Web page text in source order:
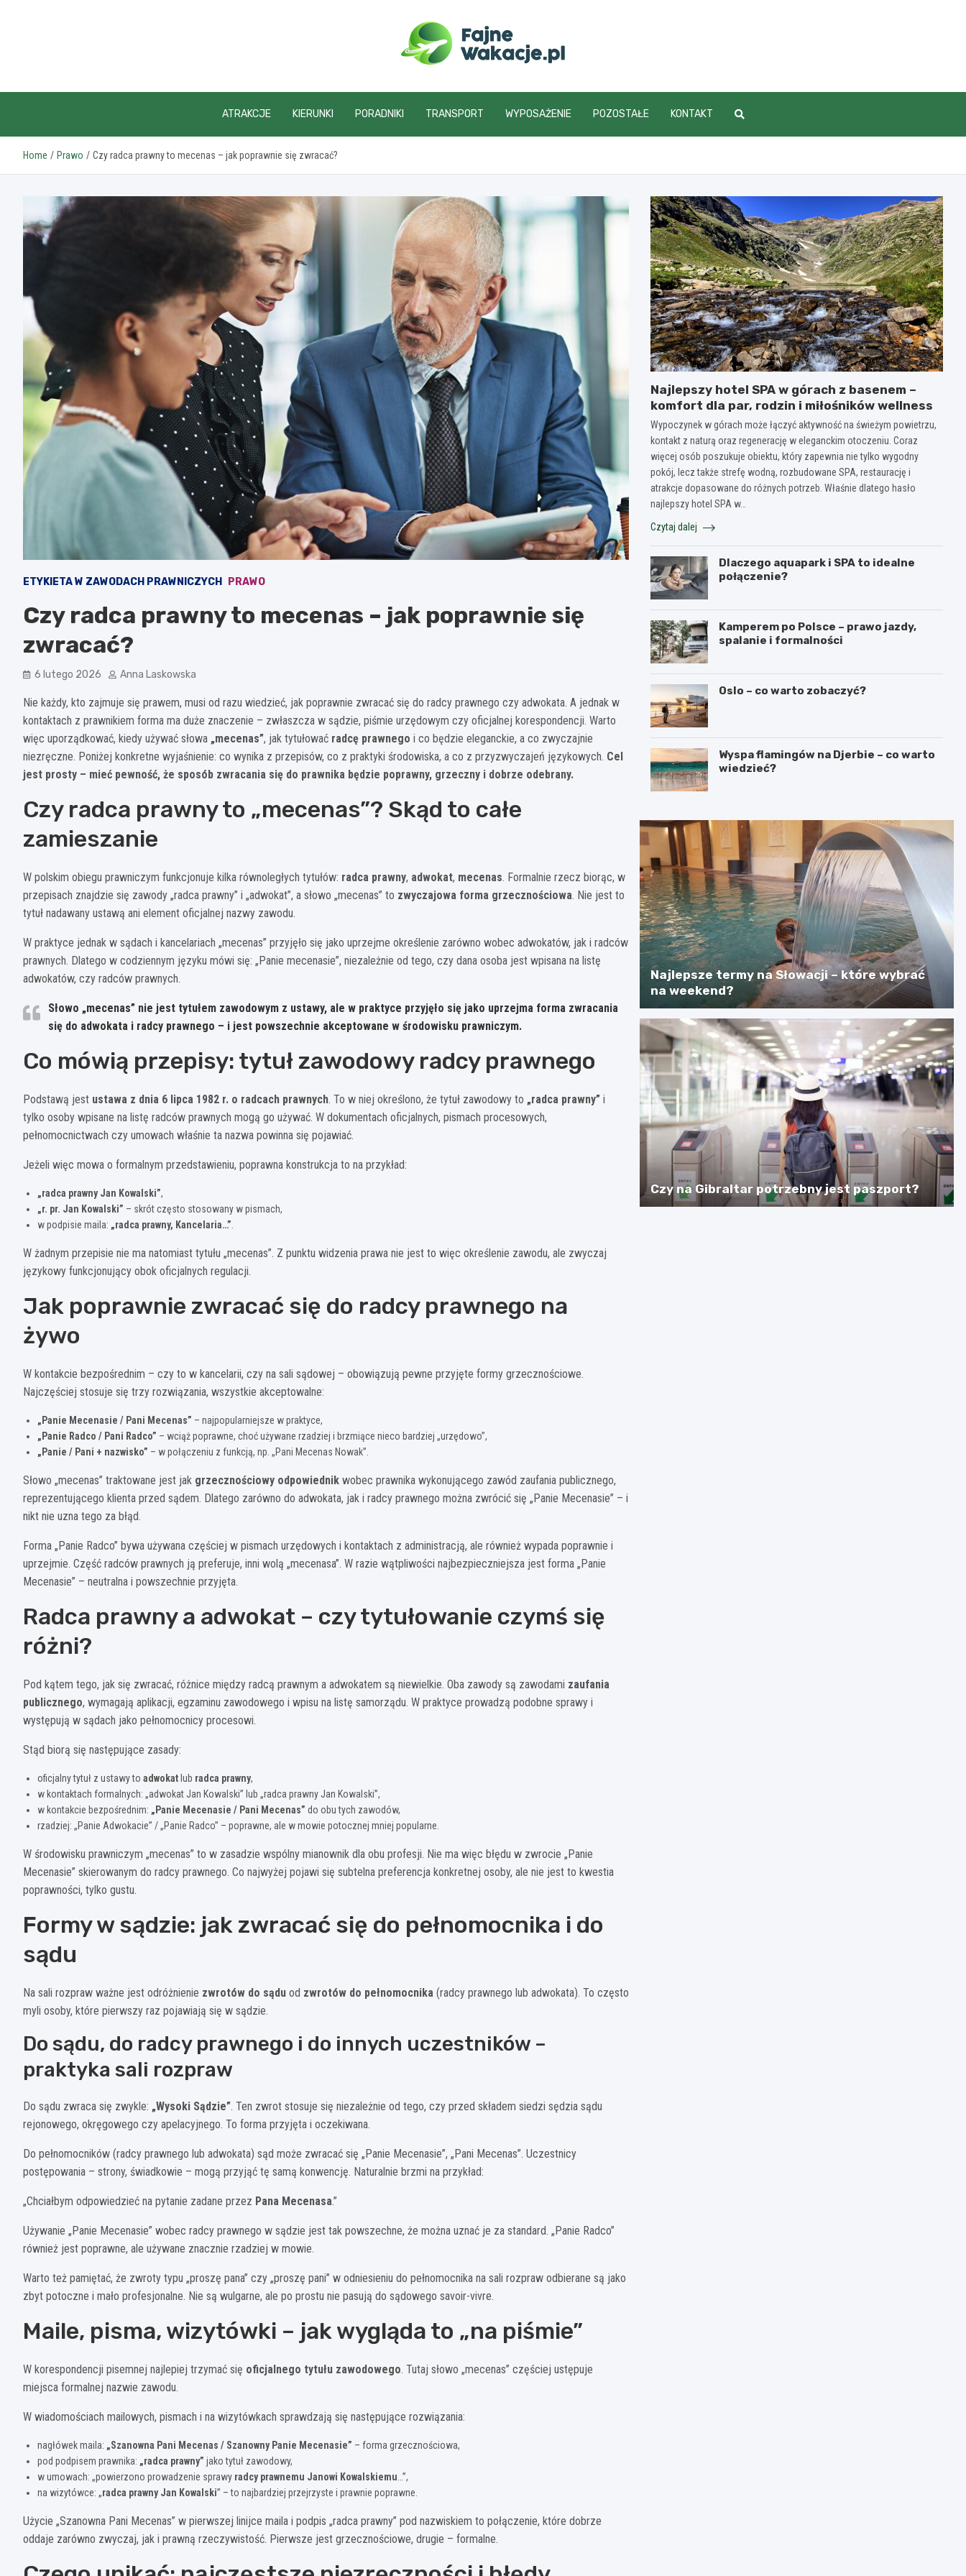
fajnewakacje.pl
ATRAKCJE KIERUNKI PORADNIKI TRANSPORT WYPOSAŻENIE POZOSTAŁE KONTAKT
Home Prawo Czy radca prawny to mecenas – jak poprawnie się zwracać?
ETYKIETA W ZAWODACH PRAWNICZYCH PRAWO
Czy radca prawny to mecenas – jak poprawnie się
zwracać?
6 lutego 2026 Anna Laskowska
Nie każdy, kto zajmuje się prawem, musi od razu wiedzieć, jak poprawnie zwracać się do radcy prawnego czy adwokata. A jednak w
kontaktach z prawnikiem forma ma duże znaczenie – zwłaszcza w sądzie, piśmie urzędowym czy oficjalnej korespondencji. Warto
więc uporządkować, kiedy używać słowa „mecenas”, jak tytułować radcę prawnego i co będzie eleganckie, a co zwyczajnie
niezręczne. Poniżej konkretne wyjaśnienie: co wynika z przepisów, co z praktyki środowiska, a co z przyzwyczajeń językowych. Cel
jest prosty – mieć pewność, że sposób zwracania się do prawnika będzie poprawny, grzeczny i dobrze odebrany.
Czy radca prawny to „mecenas”? Skąd to całe
zamieszanie
W polskim obiegu prawniczym funkcjonuje kilka równoległych tytułów: radca prawny, adwokat, mecenas. Formalnie rzecz biorąc, w
przepisach znajdzie się zawody „radca prawny” i „adwokat”, a słowo „mecenas” to zwyczajowa forma grzecznościowa. Nie jest to
tytuł nadawany ustawą ani element oficjalnej nazwy zawodu.
W praktyce jednak w sądach i kancelariach „mecenas” przyjęło się jako uprzejme określenie zarówno wobec adwokatów, jak i radców
prawnych. Dlatego w codziennym języku mówi się: „Panie mecenasie”, niezależnie od tego, czy dana osoba jest wpisana na listę
adwokatów, czy radców prawnych.
Słowo „mecenas” nie jest tytułem zawodowym z ustawy, ale w praktyce przyjęło się jako uprzejma forma zwracania
się do adwokata i radcy prawnego – i jest powszechnie akceptowane w środowisku prawniczym.
Co mówią przepisy: tytuł zawodowy radcy prawnego
Podstawą jest ustawa z dnia 6 lipca 1982 r. o radcach prawnych. To w niej określono, że tytuł zawodowy to „radca prawny” i
tylko osoby wpisane na listę radców prawnych mogą go używać. W dokumentach oficjalnych, pismach procesowych,
pełnomocnictwach czy umowach właśnie ta nazwa powinna się pojawiać.
Jeżeli więc mowa o formalnym przedstawieniu, poprawna konstrukcja to na przykład:
„radca prawny Jan Kowalski”,
„r. pr. Jan Kowalski” – skrót często stosowany w pismach,
w podpisie maila: „radca prawny, Kancelaria…”
W żadnym przepisie nie ma natomiast tytułu „mecenas”. Z punktu widzenia prawa nie jest to więc określenie zawodu, ale zwyczaj
językowy funkcjonujący obok oficjalnych regulacji.
Jak poprawnie zwracać się do radcy prawnego na
żywo
W kontakcie bezpośrednim – czy to w kancelarii, czy na sali sądowej – obowiązują pewne przyjęte formy grzecznościowe.
Najczęściej stosuje się trzy rozwiązania, wszystkie akceptowalne:
„Panie Mecenasie / Pani Mecenas” – najpopularniejsze w praktyce,
„Panie Radco / Pani Radco” – wciąż poprawne, choć używane rzadziej i brzmiące nieco bardziej „urzędowo”,
„Panie / Pani + nazwisko” – w połączeniu z funkcją, np. „Pani Mecenas Nowak”.
Słowo „mecenas” traktowane jest jak grzecznościowy odpowiednik wobec prawnika wykonującego zawód zaufania publicznego,
reprezentującego klienta przed sądem. Dlatego zarówno do adwokata, jak i radcy prawnego można zwrócić się „Panie Mecenasie” – i
nikt nie uzna tego za błąd.
Forma „Panie Radco” bywa używana częściej w pismach urzędowych i kontaktach z administracją, ale również wypada poprawnie i
uprzejmie. Część radców prawnych ją preferuje, inni wolą „mecenasa”. W razie wątpliwości najbezpieczniejsza jest forma „Panie
Mecenasie” – neutralna i powszechnie przyjęta.
Radca prawny a adwokat – czy tytułowanie czymś się
różni?
Pod kątem tego, jak się zwracać, różnice między radcą prawnym a adwokatem są niewielkie. Oba zawody są zawodami zaufania
publicznego, wymagają aplikacji, egzaminu zawodowego i wpisu na listę samorządu. W praktyce prowadzą podobne sprawy i
występują w sądach jako pełnomocnicy procesowi.
Stąd biorą się następujące zasady:
oficjalny tytuł z ustawy to adwokat lub radca prawny,
w kontaktach formalnych: „adwokat Jan Kowalski” lub „radca prawny Jan Kowalski”,
w kontakcie bezpośrednim: „Panie Mecenasie / Pani Mecenas” do obu tych zawodów,
rzadziej: „Panie Adwokacie” / „Panie Radco” – poprawne, ale w mowie potocznej mniej popularne.
W środowisku prawniczym „mecenas” to w zasadzie wspólny mianownik dla obu profesji. Nie ma więc błędu w zwrocie „Panie
Mecenasie” skierowanym do radcy prawnego. Co najwyżej pojawi się subtelna preferencja konkretnej osoby, ale nie jest to kwestia
poprawności, tylko gustu.
Formy w sądzie: jak zwracać się do pełnomocnika i do
sądu
Na sali rozpraw ważne jest odróżnienie zwrotów do sądu od zwrotów do pełnomocnika (radcy prawnego lub adwokata). To często
myli osoby, które pierwszy raz pojawiają się w sądzie.
Do sądu, do radcy prawnego i do innych uczestników –
praktyka sali rozpraw
Do sądu zwraca się zwykle: „Wysoki Sądzie”. Ten zwrot stosuje się niezależnie od tego, czy przed składem siedzi sędzia sądu
rejonowego, okręgowego czy apelacyjnego. To forma przyjęta i oczekiwana.
Do pełnomocników (radcy prawnego lub adwokata) sąd może zwracać się „Panie Mecenasie”, „Pani Mecenas”. Uczestnicy
postępowania – strony, świadkowie – mogą przyjąć tę samą konwencję. Naturalnie brzmi na przykład:
„Chciałbym odpowiedzieć na pytanie zadane przez Pana Mecenasa.”
Używanie „Panie Mecenasie” wobec radcy prawnego w sądzie jest tak powszechne, że można uznać je za standard. „Panie Radco”
również jest poprawne, ale używane znacznie rzadziej w mowie.
Warto też pamiętać, że zwroty typu „proszę pana” czy „proszę pani” w odniesieniu do pełnomocnika na sali rozpraw odbierane są jako
zbyt potoczne i mało profesjonalne. Nie są wulgarne, ale po prostu nie pasują do sądowego savoir-vivre.
Maile, pisma, wizytówki – jak wygląda to „na piśmie”
W korespondencji pisemnej najlepiej trzymać się oficjalnego tytułu zawodowego. Tutaj słowo „mecenas” częściej ustępuje
miejsca formalnej nazwie zawodu.
W wiadomościach mailowych, pismach i na wizytówkach sprawdzają się następujące rozwiązania:
nagłówek maila: „Szanowna Pani Mecenas / Szanowny Panie Mecenasie” – forma grzecznościowa,
pod podpisem prawnika: „radca prawny” jako tytuł zawodowy,
w umowach: „powierzono prowadzenie sprawy radcy prawnemu Janowi Kowalskiemu …”,
na wizytówce: „radca prawny Jan Kowalski” – to najbardziej przejrzyste i prawnie poprawne.
Użycie „Szanowna Pani Mecenas” w pierwszej linijce maila i podpis „radca prawny” pod nazwiskiem to połączenie, które dobrze
oddaje zarówno zwyczaj, jak i prawną rzeczywistość. Pierwsze jest grzecznościowe, drugie – formalne.
Najlepszy hotel SPA w górach z basenem –
komfort dla par, rodzin i miłośników wellness
Wypoczynek w górach może łączyć aktywność na świeżym powietrzu,
kontakt z naturą oraz regenerację w eleganckim otoczeniu. Coraz
więcej osób poszukuje obiektu, który zapewnia nie tylko wygodny
pokój, lecz także strefę wodną, rozbudowane SPA, restaurację i
atrakcje dopasowane do różnych potrzeb. Właśnie dlatego hasło
najlepszy hotel SPA w…
Czytaj dalej
Dlaczego aquapark i SPA to idealne
połączenie?
Kamperem po Polsce – prawo jazdy,
spalanie i formalności
Oslo – co warto zobaczyć?
Wyspa flamingów na Djerbie – co warto
wiedzieć?
Najlepsze termy na Słowacji – które wybrać
na weekend?
Czy na Gibraltar potrzebny jest paszport?